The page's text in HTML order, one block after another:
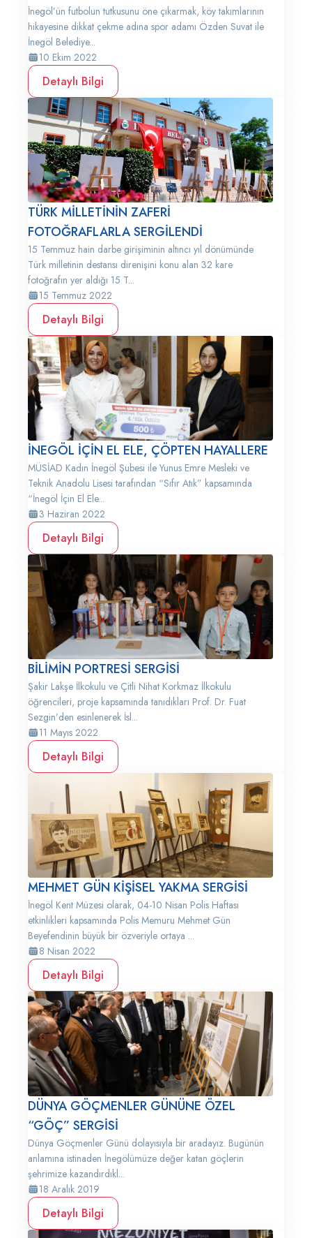
İnegöl’ün futbolun tutkusunu öne çıkarmak, köy takımlarının
hikayesine dikkat çekme adına spor adamı Özden Suvat ile
İnegöl Belediye...
10 Ekim 2022
Detaylı Bilgi
TÜRK MİLLETİNİN ZAFERİ
FOTOĞRAFLARLA SERGİLENDİ
15 Temmuz hain darbe girişiminin altıncı yıl dönümünde
Türk milletinin destansı direnişini konu alan 32 kare
fotoğrafın yer aldığı 15 T...
15 Temmuz 2022
Detaylı Bilgi
İNEGÖL İÇİN EL ELE, ÇÖPTEN HAYALLERE
MÜSİAD Kadın İnegöl Şubesi ile Yunus Emre Mesleki ve
Teknik Anadolu Lisesi tarafından “Sıfır Atık” kapsamında
“İnegöl İçin El Ele...
3 Haziran 2022
Detaylı Bilgi
BİLİMİN PORTRESİ SERGİSİ
Şakir Lakşe İlkokulu ve Çitli Nihat Korkmaz İlkokulu
öğrencileri, proje kapsamında tanıdıkları Prof. Dr. Fuat
Sezgin’den esinlenerek İsl...
11 Mayıs 2022
Detaylı Bilgi
MEHMET GÜN KİŞİSEL YAKMA SERGİSİ
İnegöl Kent Müzesi olarak, 04-10 Nisan Polis Haftası
etkinlikleri kapsamında Polis Memuru Mehmet Gün
Beyefendinin büyük bir özveriyle ortaya ...
8 Nisan 2022
Detaylı Bilgi
DÜNYA GÖÇMENLER GÜNÜNE ÖZEL
“GÖÇ” SERGİSİ
Dünya Göçmenler Günü dolayısıyla bir aradayız. Bugünün
anlamına istinaden İnegölümüze değer katan göçlerin
şehrimize kazandırdıkl...
18 Aralık 2019
Detaylı Bilgi